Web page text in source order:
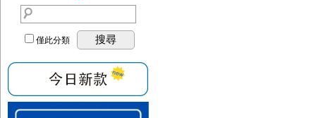
僅此分類 搜尋